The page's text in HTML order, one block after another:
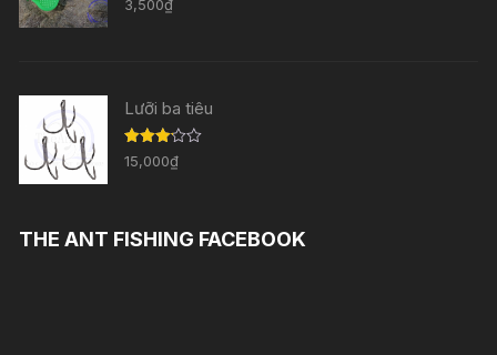
xếp
3,500₫
Lưỡi ba tiêu
Được
xếp
15,000₫
THE ANT FISHING FACEBOOK